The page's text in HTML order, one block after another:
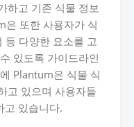
하고 기존 식물 정보
은 또한 사용자가 식
등 다양한 요소를 고
있도록 가이드라인
Plantum은 식물 식
고 있으며 사용자들
고 있습니다.